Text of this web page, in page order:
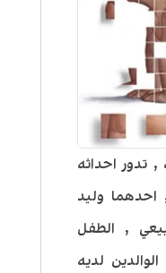
, تدور احداثه
وليد
, الطفل
لديه